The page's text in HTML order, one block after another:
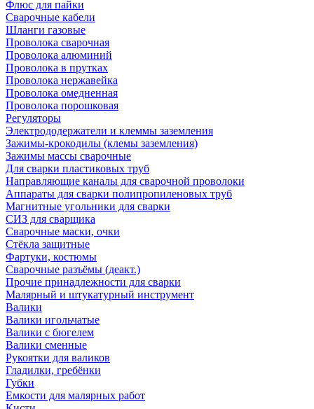
Флюс для пайки
Сварочные кабели
Шланги газовые
Проволока сварочная
Проволока алюминий
Проволока в прутках
Проволока нержавейка
Проволока омедненная
Проволока порошковая
Регуляторы
Электрододержатели и клеммы заземления
Зажимы-крокодилы (клемы заземления)
Зажимы массы сварочные
Для сварки пластиковых труб
Направляющие каналы для сварочной проволоки
Аппараты для сварки полипропиленовых труб
Магнитные угольники для сварки
СИЗ для сварщика
Сварочные маски, очки
Стёкла защитные
Фартуки, костюмы
Сварочные разъёмы (деакт.)
Прочие принадлежности для сварки
Малярный и штукатурный инструмент
Валики
Валики игольчатые
Валики с бюгелем
Валики сменные
Рукоятки для валиков
Гладилки, гребёнки
Губки
Емкости для малярных работ